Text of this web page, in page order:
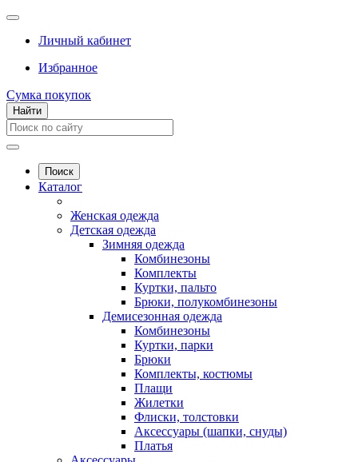
Личный кабинет
Избранное
Сумка покупок
Найти
Поиск
Каталог
Женская одежда
Детская одежда
Зимняя одежда
Комбинезоны
Комплекты
Куртки, пальто
Брюки, полукомбинезоны
Демисезонная одежда
Комбинезоны
Куртки, парки
Брюки
Комплекты, костюмы
Плащи
Жилетки
Флиски, толстовки
Аксессуары (шапки, снуды)
Платья